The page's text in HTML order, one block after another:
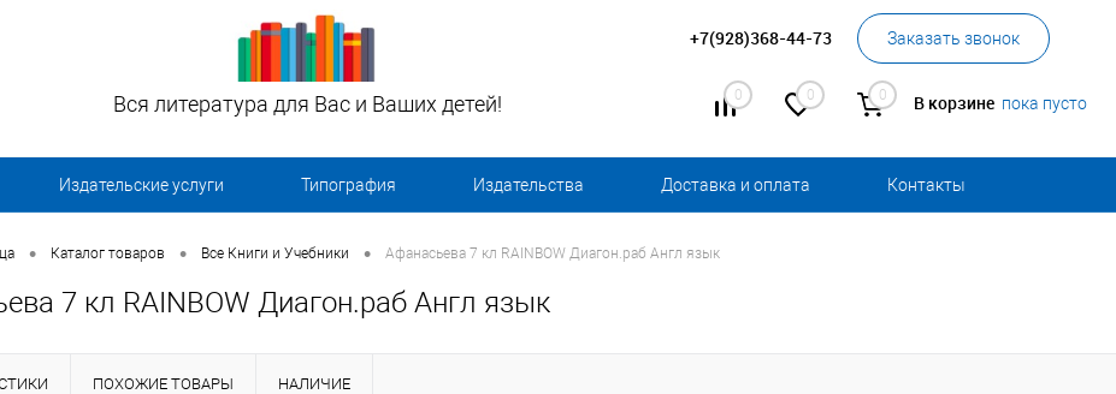
+7(928)368-44-73 Заказать звонок
0 0 0 В корзине пока пусто
Вся литература для Вас и Ваших детей!
Издательские услуги Типография Издательства Доставка и оплата Контакты
• Каталог товаров • Все Книги и Учебники • Афанасьева 7 кл RAINBOW Диагон.раб Англ язык
7 кл RAINBOW Диагон.раб Англ язык
ПОХОЖИЕ ТОВАРЫ НАЛИЧИЕ